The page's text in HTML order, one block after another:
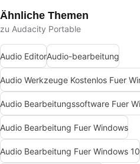
Ähnliche Themen
zu Audacity Portable
Audio EditorAudio-bearbeitung
Audio Bearbeitung Fuer Windows
Audio Bearbeitung Fuer Windows 10